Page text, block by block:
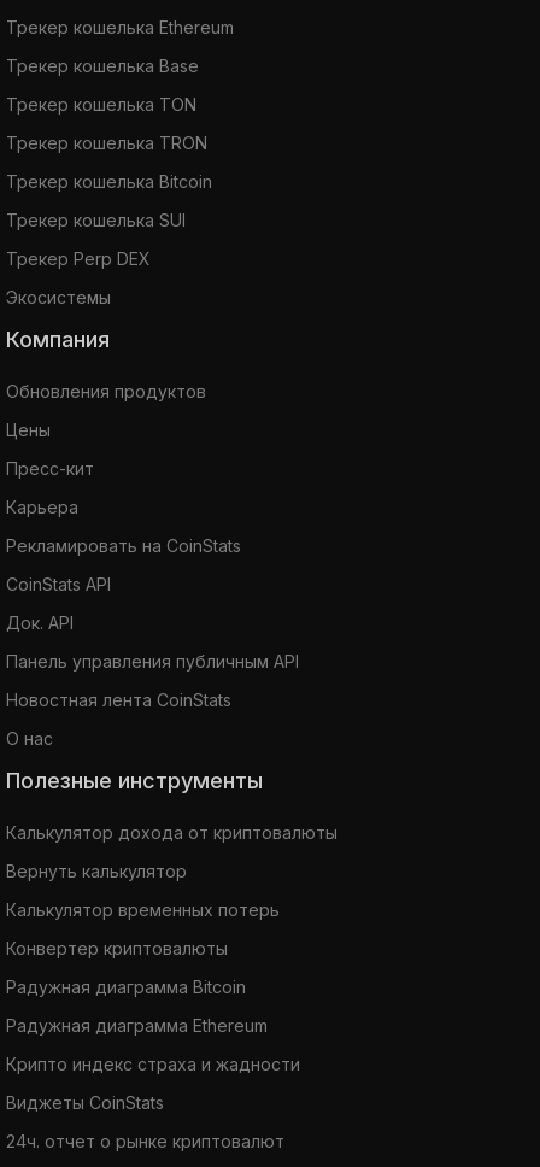
Трекер кошелька Ethereum
Трекер кошелька Base
Трекер кошелька TON
Трекер кошелька TRON
Трекер кошелька Bitcoin
Трекер кошелька SUI
Трекер Perp DEX
Экосистемы
Компания
Обновления продуктов
Цены
Пресс-кит
Карьера
Рекламировать на CoinStats
CoinStats API
Док. API
Панель управления публичным API
Новостная лента CoinStats
О нас
Полезные инструменты
Калькулятор дохода от криптовалюты
Вернуть калькулятор
Калькулятор временных потерь
Конвертер криптовалюты
Радужная диаграмма Bitcoin
Радужная диаграмма Ethereum
Крипто индекс страха и жадности
Виджеты CoinStats
24ч. отчет о рынке криптовалют